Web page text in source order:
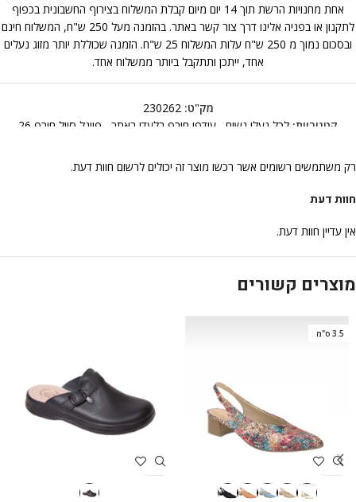
אחת מחנויות הרשת תוך 14 יום מיום קבלת המשלוח בצירוף החשבונית בכפוף
לתקנון או בפניה אלינו דרך צור קשר באתר. בהזמנה מעל 250 ש"ח, המשלוח חינם
ובסכום נמוך מ 250 ש"ח עלות המשלוח 25 ש"ח. הזמנה שכוללת יותר מזוג נעלים
אחד, ייתכן ותתקבל ביותר ממשלוח אחד.
מק"ט:230262
קטגוריות: לכל נעלי נשים עודפי חורף בלעדי באתר פיינל סייל חורף 26
חוות דעת
אין עדיין חוות דעת.
רק משתמשים רשומים אשר רכשו מוצר זה יכולים לרשום חוות דעת.
מוצרים קשורים
3.5 ס"מ